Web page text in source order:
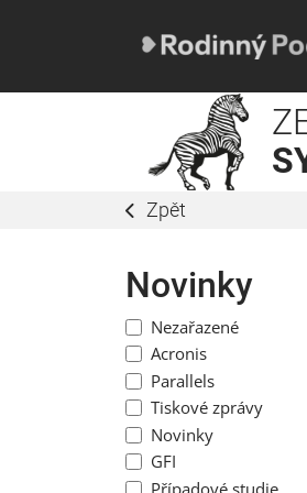
Zpět
Novinky
Nezařazené
Acronis
Parallels
Tiskové zprávy
Novinky
GFI
Případové studie